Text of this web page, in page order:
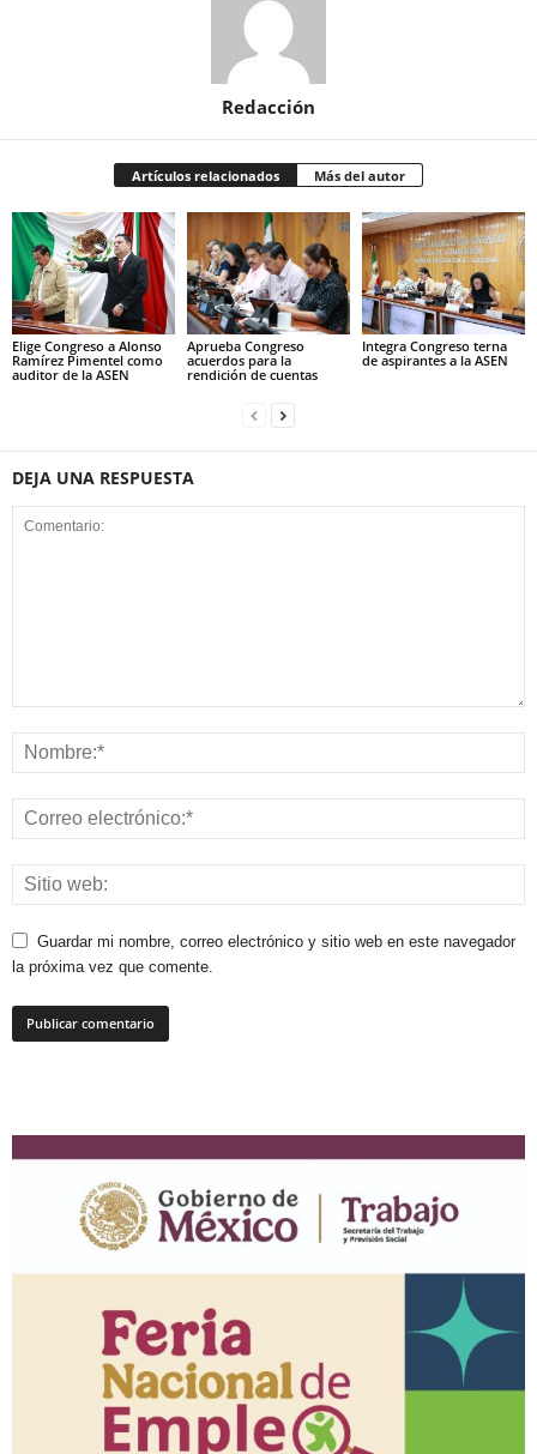
Redacción
Artículos relacionados Más del autor
Elige Congreso a Alonso
Ramírez Pimentel como
auditor de la ASEN
Aprueba Congreso
acuerdos para la
rendición de cuentas
Integra Congreso terna
de aspirantes a la ASEN
DEJA UNA RESPUESTA
Guardar mi nombre, correo electrónico y sitio web en este navegador
la próxima vez que comente.